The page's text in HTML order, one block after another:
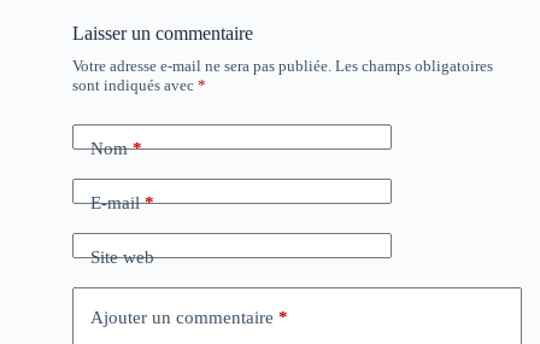
Laisser un commentaire
Votre adresse e-mail ne sera pas publiée. Les champs obligatoires
sont indiqués avec *
Nom*
E-mail*
Site web
Ajouter un commentaire *